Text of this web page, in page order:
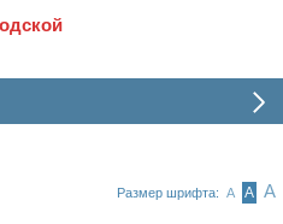
Размер шрифта: А А А